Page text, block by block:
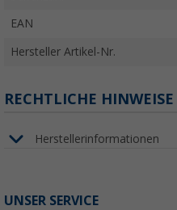
EAN
Hersteller Artikel-Nr.
RECHTLICHE HINWEISE
Herstellerinformationen
UNSER SERVICE